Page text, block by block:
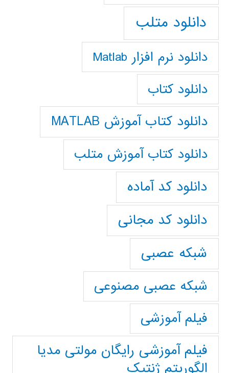
دانلود متلب
دانلود نرم افزار Matlab
دانلود کتاب
دانلود کتاب آموزش MATLAB
دانلود کتاب آموزش متلب
دانلود کد آماده
دانلود کد مجانی
شبکه عصبی
شبکه عصبی مصنوعی
فیلم آموزشی
فیلم آموزشی رایگان مولتی مدیا
الگوریتم ژنتیک